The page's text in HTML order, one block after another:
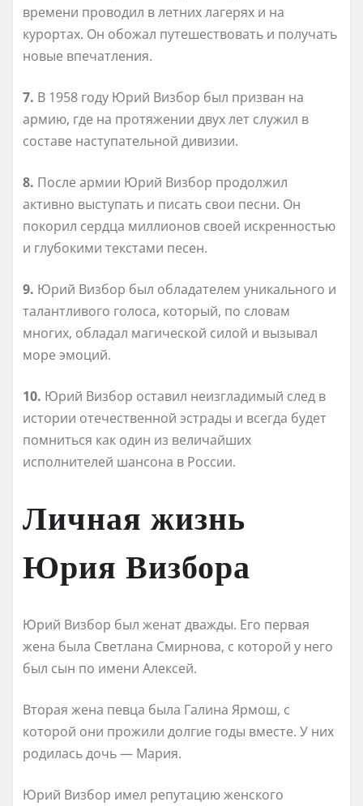
времени проводил в летних лагерях и на
курортах. Он обожал путешествовать и получать
новые впечатления.
7. В 1958 году Юрий Визбор был призван на
армию, где на протяжении двух лет служил в
составе наступательной дивизии.
8. После армии Юрий Визбор продолжил
активно выступать и писать свои песни. Он
покорил сердца миллионов своей искренностью
и глубокими текстами песен.
9. Юрий Визбор был обладателем уникального и
талантливого голоса, который, по словам
многих, обладал магической силой и вызывал
море эмоций.
10. Юрий Визбор оставил неизгладимый след в
истории отечественной эстрады и всегда будет
помниться как один из величайших
исполнителей шансона в России.
Личная жизнь
Юрия Визбора
Юрий Визбор был женат дважды. Его первая
жена была Светлана Смирнова, с которой у него
был сын по имени Алексей.
Вторая жена певца была Галина Ярмош, с
которой они прожили долгие годы вместе. У них
родилась дочь — Мария.
Юрий Визбор имел репутацию женского